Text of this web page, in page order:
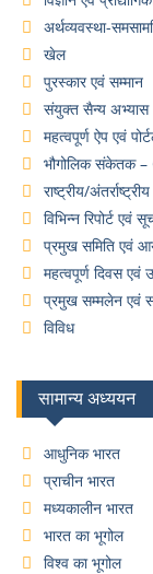
अर्थव्यवस्था-
खेल
पुरस्कार एवं सम्मान
संयुक्त सैन्य अभ्यास
महत्वपूर्ण ऐप एवं
भौगोलिक संकेतक
राष्ट्रीय/
विभिन्न रिपोर्ट एवं
प्रमुख समिति एवं
महत्वपूर्ण दिवस एवं
प्रमुख सम्मलेन एवं
विविध
सामान्य अध्ययन
आधुनिक भारत
प्राचीन भारत
मध्यकालीन भारत
भारत का भूगोल
विश्व का भूगोल